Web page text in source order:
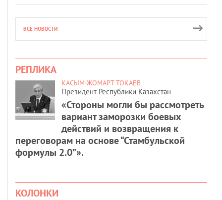
ВСЕ НОВОСТИ
РЕПЛИКА
КАСЫМ-ЖОМАРТ ТОКАЕВ
Президент Республики Казахстан
«Стороны могли бы рассмотреть
вариант заморозки боевых
действий и возвращения к
переговорам на основе “Стамбульской
формулы 2.0”».
КОЛОНКИ